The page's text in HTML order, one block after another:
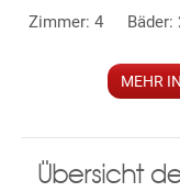
Zimmer: 4
Bäder:
MEHR
Übersicht